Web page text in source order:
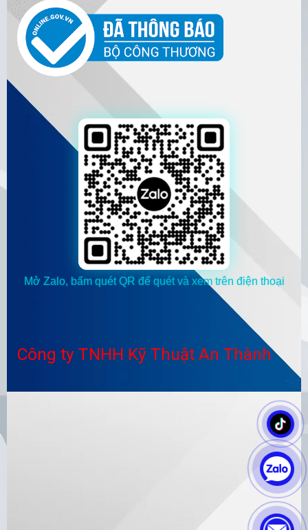
Mở Zalo, bấm quét QR để quét và xem trên điện thoại
Công ty TNHH Kỹ Thuật An Thành